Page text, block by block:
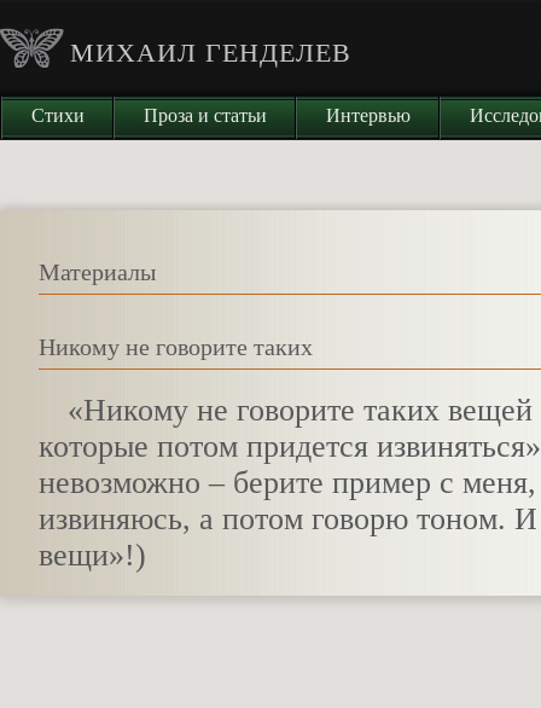
МИХАИЛ ГЕНДЕЛЕВ
Стихи Проза и статьи Интервью
Материалы
Никому не говорите таких
«Никому не говорите таких
которые потом придется
невозможно – берите пример с меня,
извиняюсь, а потом говорю тоном.
вещи»!)